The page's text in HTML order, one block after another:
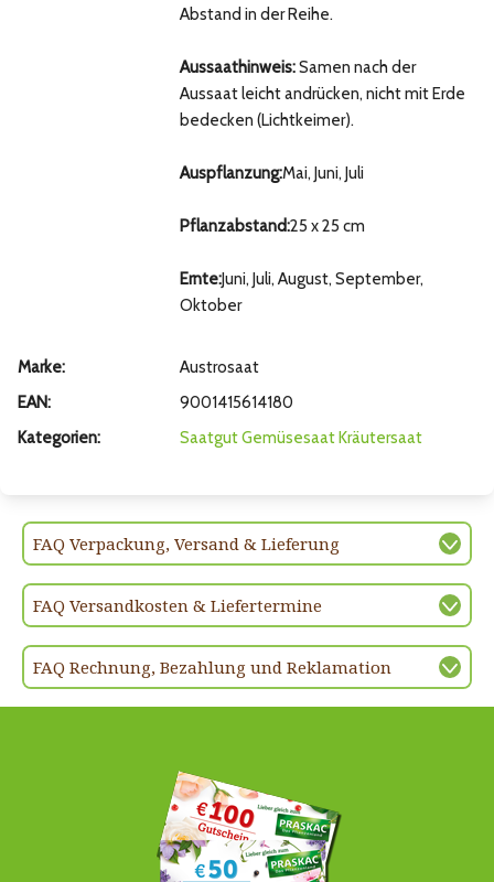
Abstand in der Reihe.
Aussaathinweis:Samen nach der
Aussaat leicht andrücken, nicht mit Erde
bedecken (Lichtkeimer).
Auspflanzung:Mai, Juni, Juli
Pflanzabstand:25 x 25 cm
Ernte:Juni, Juli, August, September,
Oktober
Marke:
Austrosaat
EAN:
9001415614180
Kategorien:
SaatgutGemüsesaat Kräutersaat
FAQ Verpackung, Versand & Lieferung
FAQ Versandkosten & Liefertermine
FAQ Rechnung, Bezahlung und Reklamation